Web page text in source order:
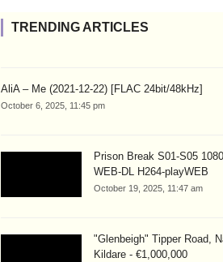
TRENDING ARTICLES
AliA – Me (2021-12-22) [FLAC 24bit/48kHz]
October 6, 2025, 11:45 pm
Prison Break S01-S05
WEB-DL H264-playWEB
October 19, 2025, 11:47 am
"Glenbeigh" Tipper Road,
Kildare - €1,000,000